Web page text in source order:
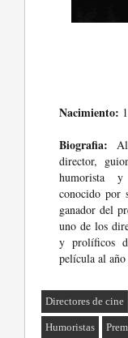
Nacimiento:
Biografia:
director,
humorista y
conocido por
ganador del
uno de los
y prolíficos
película al año
Directores de cine
Humoristas